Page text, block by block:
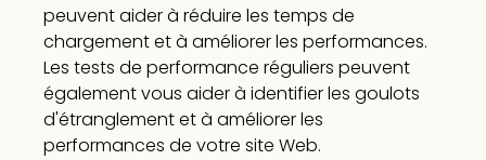
peuvent aider à réduire les temps de
chargement et à améliorer les performances.
Les tests de performance réguliers peuvent
également vous aider à identifier les goulots
d'étranglement et à améliorer les
performances de votre site Web.